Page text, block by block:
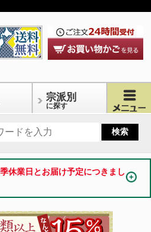
宗派別
に探す
休業日とお届け予定につきまし